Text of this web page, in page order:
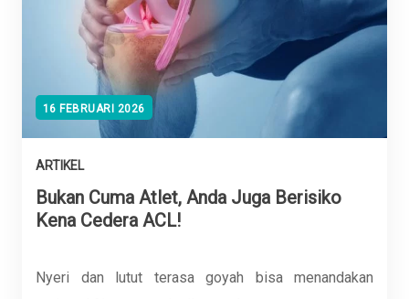
16 FEBRUARI 2026
ARTIKEL
Bukan Cuma Atlet, Anda Juga Berisiko
Kena Cedera ACL!
Nyeri dan lutut terasa goyah bisa menandakan